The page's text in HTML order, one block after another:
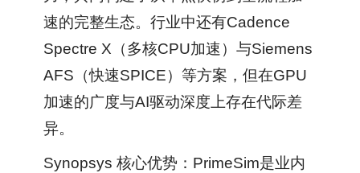
速的完整生态。行业中还有Cadence
Spectre X（多核CPU加速）与Siemens
AFS（快速SPICE）等方案，但在GPU
加速的广度与AI驱动深度上存在代际差
异。
Synopsys 核心优势：PrimeSim是业内